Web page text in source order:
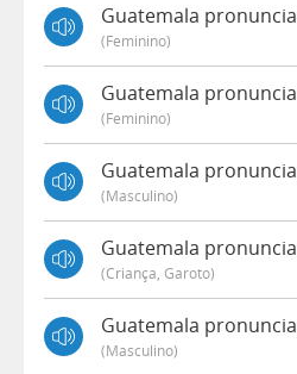
Guatemala
(feminino)
Guatemala
(feminino)
Guatemala
(masculino)
Guatemala
(criança, Garoto)
Guatemala
(masculino)